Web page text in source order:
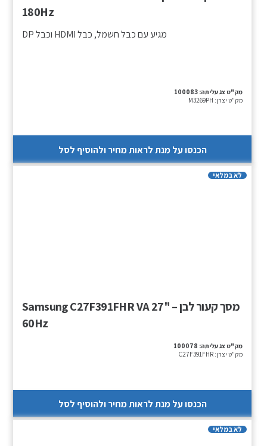
180Hz
מגיע עם כבל חשמל, כבל HDMI וכבל DP
מק"ט צג עליתה: 100083
מק"ט יצרן: M3269PH
הכנסו על מנת לראות מחיר ולהוסיף לסל
לא במלאי
מסך קעור לבן – "27 Samsung C27F391FHR VA
60Hz
מק"ט צג עליתה: 100078
מק"ט יצרן: C27F391FHR
הכנסו על מנת לראות מחיר ולהוסיף לסל
לא במלאי